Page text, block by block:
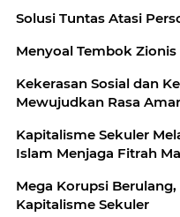
Solusi Tuntas Atasi
Menyoal Tembok Zionis
Kekerasan Sosial dan
Mewujudkan Rasa
Kapitalisme Sekuler
Islam Menjaga Fitrah
Mega Korupsi
Kapitalisme Sekuler